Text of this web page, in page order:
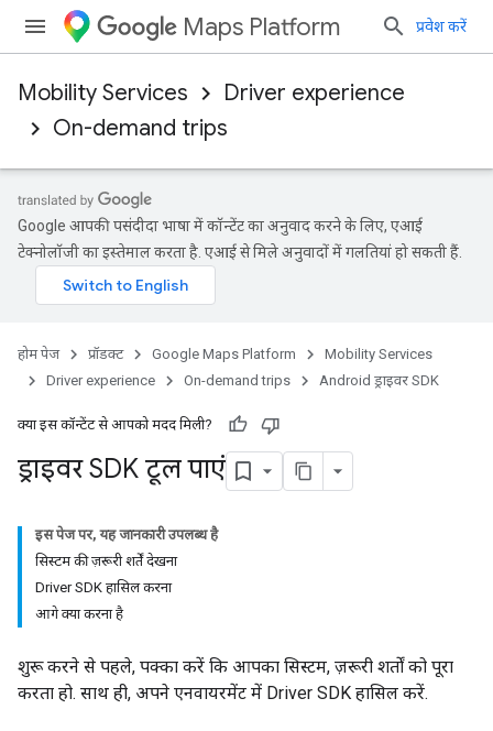
Maps Platform प्रवेश करें
Mobility Services
Driver experience
On-demand trips
Google आपकी पसंदीदा भाषा में कॉन्टेंट का अनुवाद करने के लिए, एआई
टेक्नोलॉजी का इस्तेमाल करता है. एआई से मिले अनुवादों में गलतियां हो सकती हैं.
होम पेज प्रॉडक्ट Google Maps Platform
Mobility Services
Driver experience
On-demand trips Android ड्राइवर SDK
क्या इस कॉन्टेंट से आपको मदद मिली?
ड्राइवर SDK टूल पाएं
इस पेज पर, यह जानकारी उपलब्ध है
सिस्टम की ज़रूरी शर्तें देखना
Driver SDK हासिल करना
आगे क्या करना है
शुरू करने से पहले, पक्का करें कि आपका सिस्टम, ज़रूरी शर्तों को पूरा
करता हो. साथ ही, अपने एनवायरमेंट में Driver SDK हासिल करें.